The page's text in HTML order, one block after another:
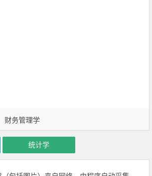
财务管理学
统计学